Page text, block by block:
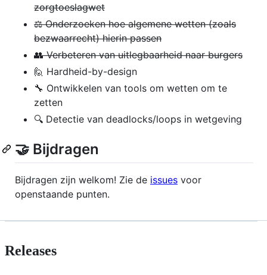
zorgtoeslagwet
⚖️ Onderzoeken hoe algemene wetten (zoals
bezwaarrecht) hierin passen
👥 Verbeteren van uitlegbaarheid naar burgers
🙋 Hardheid-by-design
🔧 Ontwikkelen van tools om wetten om te
zetten
🔍 Detectie van deadlocks/loops in wetgeving
🤝 Bijdragen
Bijdragen zijn welkom! Zie de issues voor
openstaande punten.
Releases